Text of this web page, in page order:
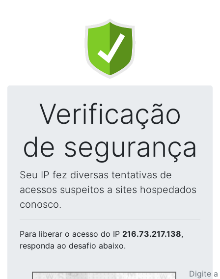
Verificação
de segurança
Seu IP fez diversas tentativas de
acessos suspeitos a sites hospedados
conosco.
Para liberar o acesso do IP 216.73.217.138,
responda ao desafio abaixo.
Digite